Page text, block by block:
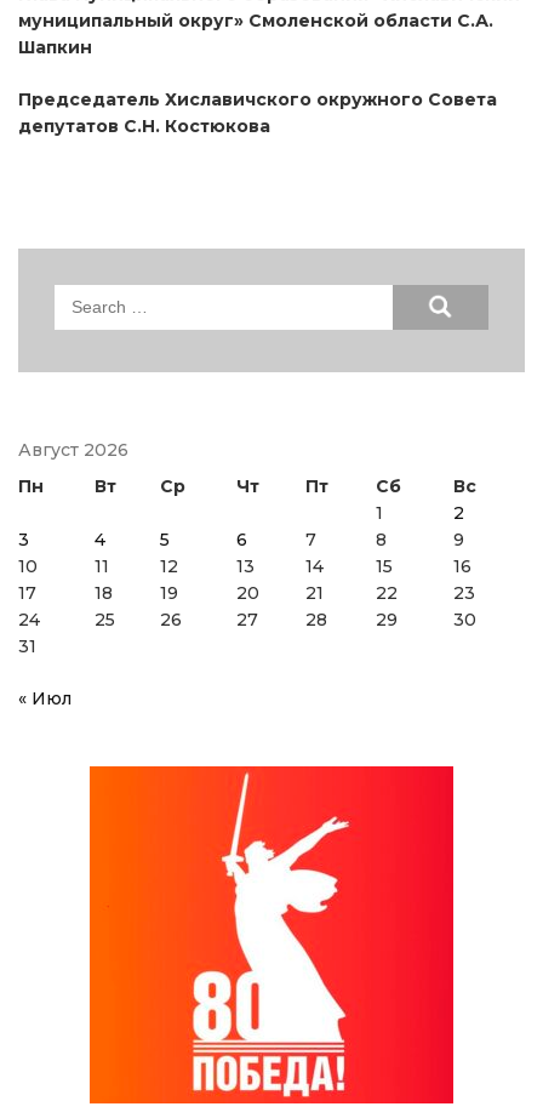
муниципальный округ» Смоленской области С.А.
Шапкин
Председатель Хиславичского окружного Совета
депутатов С.Н. Костюкова
Search
Август 2026
Пн
Вт Ср Чт Пт Сб
Вс
1
2
3
4 5 6 7 8
9
10
11 12 13 14 15
16
17
18 19 20 21 22
23
24
25 26 27 28 29
30
31
« Июл